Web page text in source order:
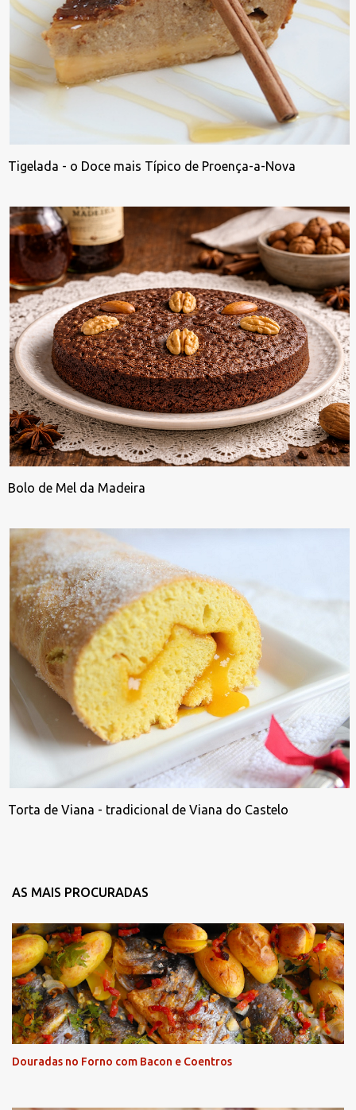
Tigelada - o Doce mais Típico de Proença-a-Nova
Bolo de Mel da Madeira
Torta de Viana - tradicional de Viana do Castelo
AS MAIS PROCURADAS
Douradas no Forno com Bacon e Coentros